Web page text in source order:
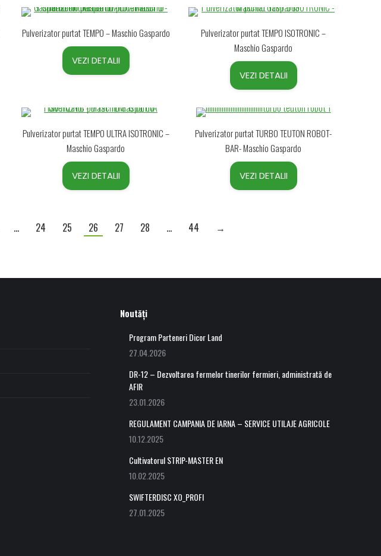
Pulverizator purtat TEMPO – Maschio Gaspardo
VEZI DETALII
Pulverizator purtat TEMPO ISOTRONIC –
Maschio Gaspardo
VEZI DETALII
Pulverizator purtat TEMPO ULTRA ISOTRONIC –
Maschio Gaspardo
VEZI DETALII
Pulverizator purtat TURBO TEUTON ROBOT-
BAR- Maschio Gaspardo
VEZI DETALII
… 24 25 26 27 28 … 44 →
Noutăți
Program Parteneri Dicor Land
27.04.2026
DR-12 – Dezvoltarea fermelor tinerilor fermieri, administrată de
AFIR
23.01.2026
REGULAMENT CAMPANIA DE IARNA – SERVICE UTILAJE AGRICOLE
10.12.2025
Cultivatorul STRIP-MASTER EN
10.02.2025
SWIFTERDISC XO_PROFI
27.01.2025